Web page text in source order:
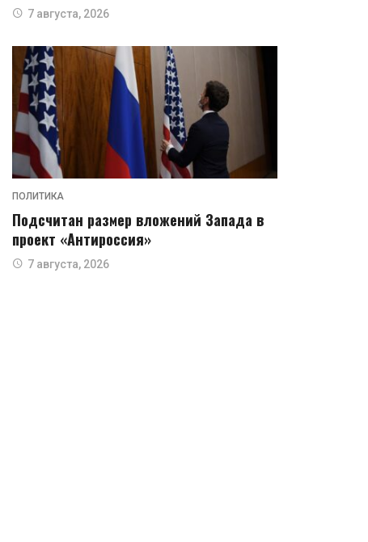
7 августа, 2026
ПОЛИТИКА
Подсчитан размер вложений Запада в
проект «Антироссия»
7 августа, 2026